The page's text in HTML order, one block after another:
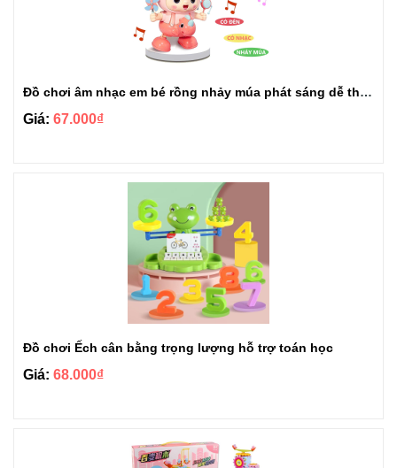
Đồ chơi âm nhạc em bé rồng nhảy múa phát sáng dễ thương
Giá: 67.000₫
Đồ chơi Ếch cân bằng trọng lượng hỗ trợ toán học
Giá: 68.000₫